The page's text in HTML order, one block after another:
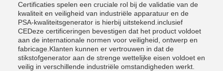
Certificaties spelen een cruciale rol bij de validatie van de
kwaliteit en veiligheid van industriële apparatuur en de
PSA-kwaliteitsgenerator is hierbij uitstekend.inclusief
CEDeze certificeringen bevestigen dat het product voldoet
aan de internationale normen voor veiligheid, ontwerp en
fabricage.Klanten kunnen er vertrouwen in dat de
stikstofgenerator aan de strenge wettelijke eisen voldoet en
veilig in verschillende industriële omstandigheden werkt.